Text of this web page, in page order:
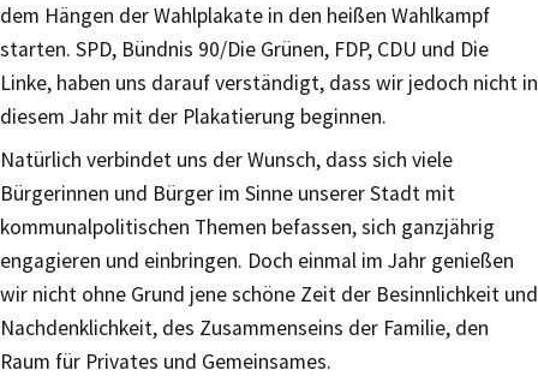
dem Hängen der Wahlplakate in den heißen Wahlkampf
starten. SPD, Bündnis 90/Die Grünen, FDP, CDU und Die
Linke, haben uns darauf verständigt, dass wir jedoch nicht in
diesem Jahr mit der Plakatierung beginnen.
Natürlich verbindet uns der Wunsch, dass sich viele
Bürgerinnen und Bürger im Sinne unserer Stadt mit
kommunalpolitischen Themen befassen, sich ganzjährig
engagieren und einbringen. Doch einmal im Jahr genießen
wir nicht ohne Grund jene schöne Zeit der Besinnlichkeit und
Nachdenklichkeit, des Zusammenseins der Familie, den
Raum für Privates und Gemeinsames.